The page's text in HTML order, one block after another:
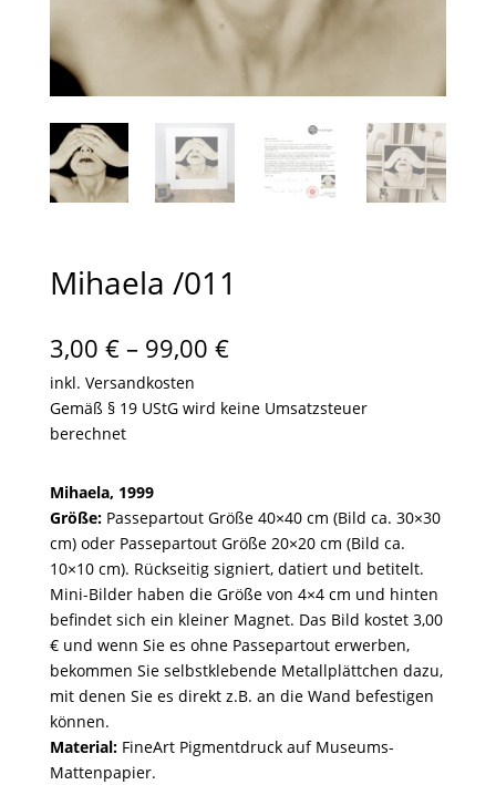
Mihaela /011
3,00 € – 99,00 €Preisspanne:
bis
99,00 €
inkl. Versandkosten
Gemäß § 19 UStG wird keine Umsatzsteuer
berechnet
Mihaela, 1999
Größe:Passepartout Größe 40×40 cm (Bild ca. 30×30
cm) oder Passepartout Größe 20×20 cm (Bild ca.
10×10 cm). Rückseitig signiert, datiert und betitelt.
Mini-Bilder haben die Größe von 4×4 cm und hinten
befindet sich ein kleiner Magnet. Das Bild kostet 3,00
€ und wenn Sie es ohne Passepartout erwerben,
bekommen Sie selbstklebende Metallplättchen dazu,
mit denen Sie es direkt z.B. an die Wand befestigen
können.
Material:FineArt Pigmentdruck auf Museums-
Mattenpapier.